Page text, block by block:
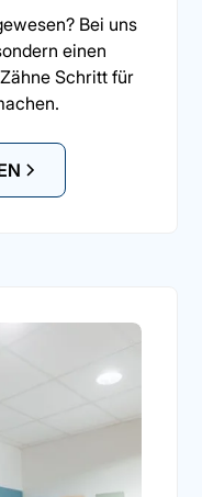
Bei uns
einen
Schritt für